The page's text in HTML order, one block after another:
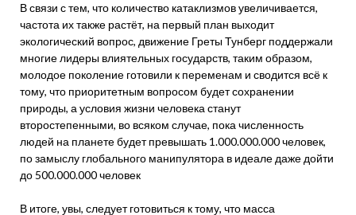
В связи с тем, что количество катаклизмов увеличивается,
частота их также растёт, на первый план выходит
экологический вопрос, движение Греты Тунберг поддержали
многие лидеры влиятельных государств, таким образом,
молодое поколение готовили к переменам и сводится всё к
тому, что приоритетным вопросом будет сохранении
природы, а условия жизни человека станут
второстепенными, во всяком случае, пока численность
людей на планете будет превышать 1.000.000.000 человек,
по замыслу глобального манипулятора в идеале даже дойти
до 500.000.000 человек
В итоге, увы, следует готовиться к тому, что масса